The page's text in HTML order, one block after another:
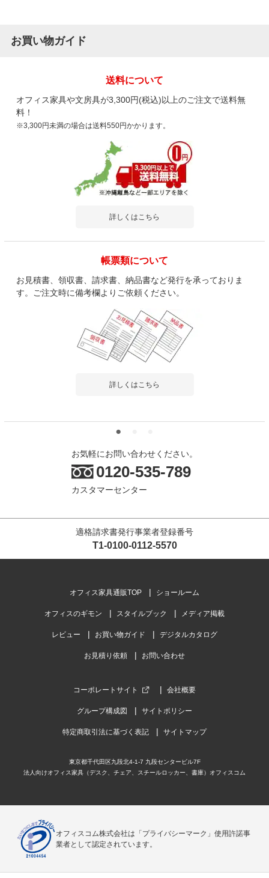
お買い物ガイド
送料について
オフィス家具や文房具が3,300円(税込)以上のご注文で送料無
料！
※3,300円未満の場合は送料550円かかります。
詳しくはこちら
帳票類について
お見積書、領収書、請求書、納品書など発行を承っておりま
す。ご注文時に備考欄よりご依頼ください。
詳しくはこちら
お気軽にお問い合わせください。
0120-535-789
カスタマーセンター
適格請求書発行事業者登録番号
T1-0100-0112-5570
オフィス家具通販TOP ショールーム
オフィスのギモン スタイルブック メディア掲載
レビュー お買い物ガイド デジタルカタログ
お見積り依頼 お問い合わせ
コーポレートサイト 会社概要
グループ構成図 サイトポリシー
特定商取引法に基づく表記 サイトマップ
東京都千代田区九段北4-1-7 九段センタービル7F
法人向けオフィス家具（デスク、チェア、スチールロッカー、書庫）オフィスコム
オフィスコム株式会社は「プライバシーマーク」使用許諾事
業者として認定されています。